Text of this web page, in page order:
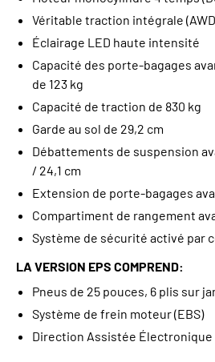
Véritable traction intégrale
Éclairage LED haute intensité
Capacité des porte-bagages
de 123 kg
Capacité de traction de 830 kg
Garde au sol de 29,2 cm
Débattements de suspension
/ 24,1 cm
Extension de porte-bagages
Compartiment de rangement
Système de sécurité activé par
LA VERSION EPS COMPREND:
Pneus de 25 pouces, 6 plis sur
Système de frein moteur (EBS)
Direction Assistée Électronique